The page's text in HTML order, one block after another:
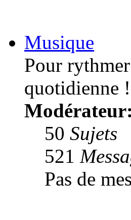
Musique
Pour
quotidienne !
Modérateur:
50 Sujets
521
Pas de